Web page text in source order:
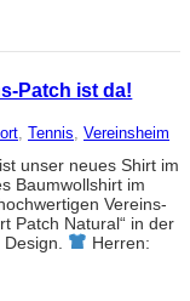
Patch ist da!
, Tennis, Vereinsheim
unser neues Shirt im
Baumwollshirt im
Vereins-
Patch Natural“ in der
Herren: